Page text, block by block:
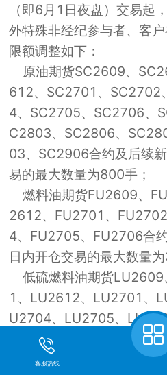
（即6月1日夜盘）交易起
外特殊非经纪参与者、客
限额调整如下：
原油期货SC2609、
612、SC2701、SC2702
4、SC2705、SC2706、
C2803、SC2806、
03、SC2906合约及后续
易的最大数量为800手；
燃料油期货FU2609、
2612、FU2701、
4、FU2705、FU2706合
日内开仓交易的最大数量
低硫燃料油期货
1、LU2612、LU2701、
U2704、LU2705、
约的日内开仓交易的最大
实际控制关系账户组日
客服热线